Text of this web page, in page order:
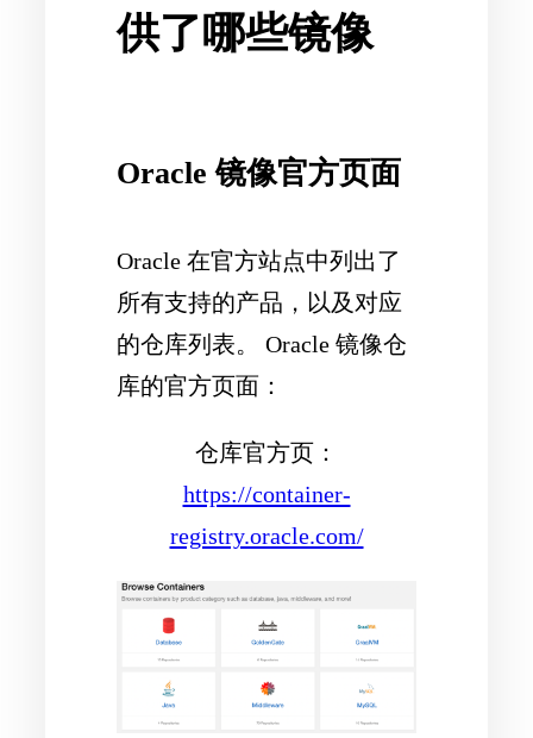
供了哪些镜像
Oracle 镜像官方页面
Oracle 在官方站点中列出了
所有支持的产品，以及对应
的仓库列表。 Oracle 镜像仓
库的官方页面：
仓库官方页：
https://container-
registry.oracle.com/